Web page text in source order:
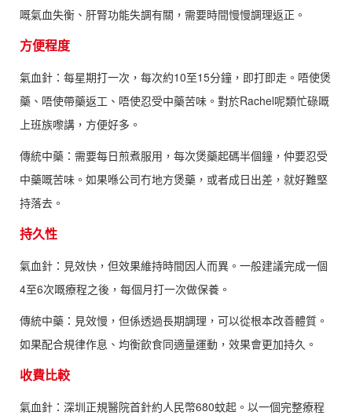
嘅氣血失衡、肝腎功能失調有關，需要時間慢慢調理返正。
方便程度
氣血針：每星期打一次，每次約10至15分鐘，即打即走。唔使煲
藥、唔使帶藥返工、唔使忍受中藥苦味。對於Rachel呢類忙碌嘅
上班族嚟講，方便好多。
傳統中藥：需要每日煎煮服用，每次煲藥起碼半個鐘，仲要忍受
中藥嘅苦味。如果喺公司冇地方煲藥，或者成日出差，就好難堅
持落去。
持久性
氣血針：見效快，但效果維持時間因人而異。一般建議完成一個
4至6次嘅療程之後，每個月打一次做保養。
傳統中藥：見效慢，但係透過長期調理，可以從根本改善體質。
如果配合規律作息、均衡飲食同適量運動，效果會更加持久。
收費比較
氣血針：深圳正規醫院首針約人民幣680蚊起。以一個完整療程